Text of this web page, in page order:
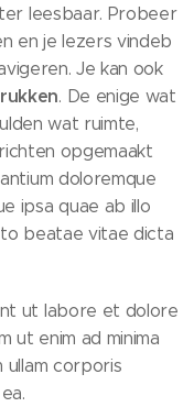
leesbaar. Probeer
en je lezers vindeb
Je kan ook
. De enige wat
wat ruimte,
opgemaakt
doloremque
ipsa quae ab illo
beatae vitae dicta
ut labore et dolore
ut enim ad minima
ullam corporis